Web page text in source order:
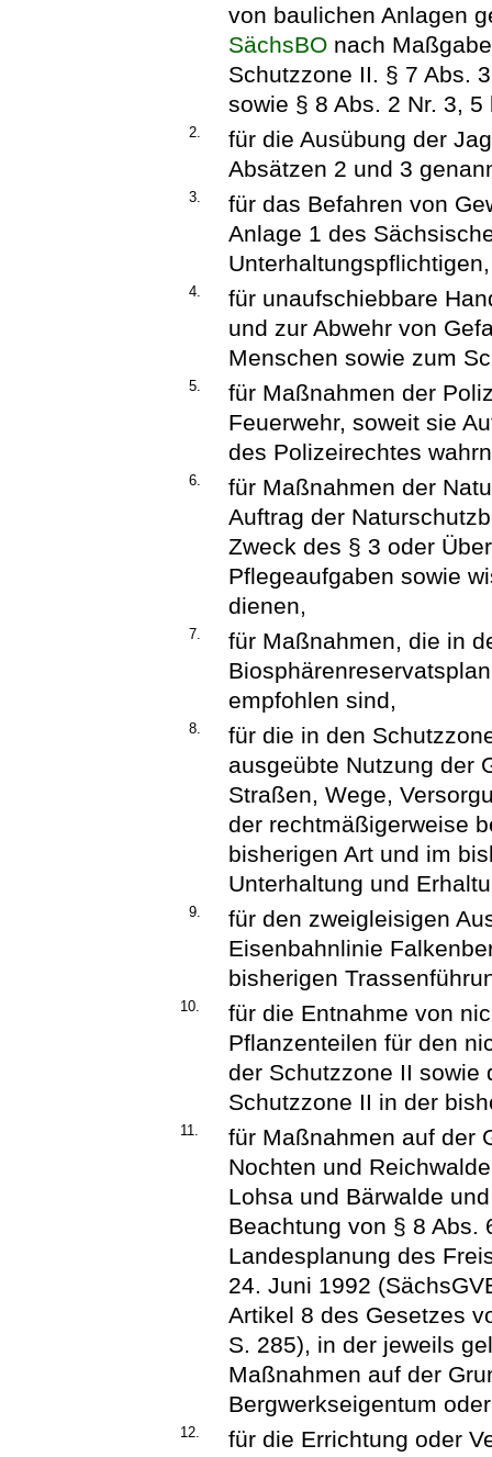
von baulichen Anlagen
SächsBO nach
Schutzzone II. § 7 Abs.
sowie § 8 Abs. 2 Nr. 3,
2.
für die Ausübung der
Absätzen 2 und 3
3.
für das Befahren von
Anlage 1 des
Unterhaltungspflichtigen,
4.
für unaufschiebbare
und zur Abwehr von
Menschen sowie zum
5.
für Maßnahmen der
Feuerwehr, soweit sie
des Polizeirechtes
6.
für Maßnahmen der
Auftrag der
Zweck des § 3 oder
Pflegeaufgaben sowie
dienen,
7.
für Maßnahmen, die in
empfohlen sind,
8.
für die in den
ausgeübte Nutzung der
Straßen, Wege,
der rechtmäßigerweise
bisherigen Art und im
Unterhaltung und
9.
für den zweigleisigen
Eisenbahnlinie
bisherigen
10.
für die Entnahme von
Pflanzenteilen für den
der Schutzzone II sowie
Schutzzone II in der
11.
für Maßnahmen auf der
Nochten und
Lohsa und Bärwalde
Beachtung von § 8 Abs.
Landesplanung des
24. Juni 1992
Artikel 8 des Gesetzes
S. 285), in der jeweils
Maßnahmen auf der
Bergwerkseigentum
12.
für die Errichtung oder